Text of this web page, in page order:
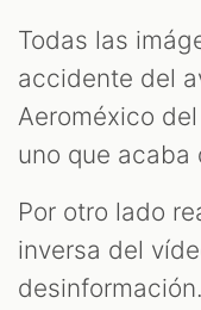
Todas las
accidente del
Aeroméxico
uno que acaba
Por otro lado
inversa del